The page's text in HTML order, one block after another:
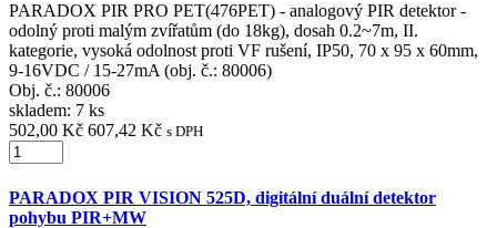
PARADOX PIR PRO PET(476PET) - analogový PIR detektor -
odolný proti malým zvířatům (do 18kg), dosah 0.2~7m, II.
kategorie, vysoká odolnost proti VF rušení, IP50, 70 x 95 x 60mm,
9-16VDC / 15-27mA (obj. č.: 80006)
Obj. č.: 80006
skladem: 7 ks
502,00 Kč 607,42 Kč s DPH
PARADOX PIR VISION 525D, digitální duální detektor
pohybu PIR+MW